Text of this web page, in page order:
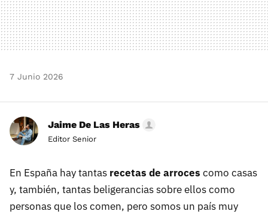
7 Junio 2026
Jaime De Las Heras
Editor Senior
En España hay tantas recetas de arroces como casas
y, también, tantas beligerancias sobre ellos como
personas que los comen, pero somos un país muy